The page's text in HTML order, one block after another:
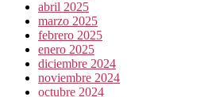
abril 2025
marzo 2025
febrero 2025
enero 2025
diciembre 2024
noviembre 2024
octubre 2024